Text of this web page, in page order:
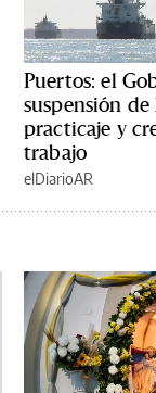
Puertos: el
suspensión
practicaje y
trabajo
elDiarioAR